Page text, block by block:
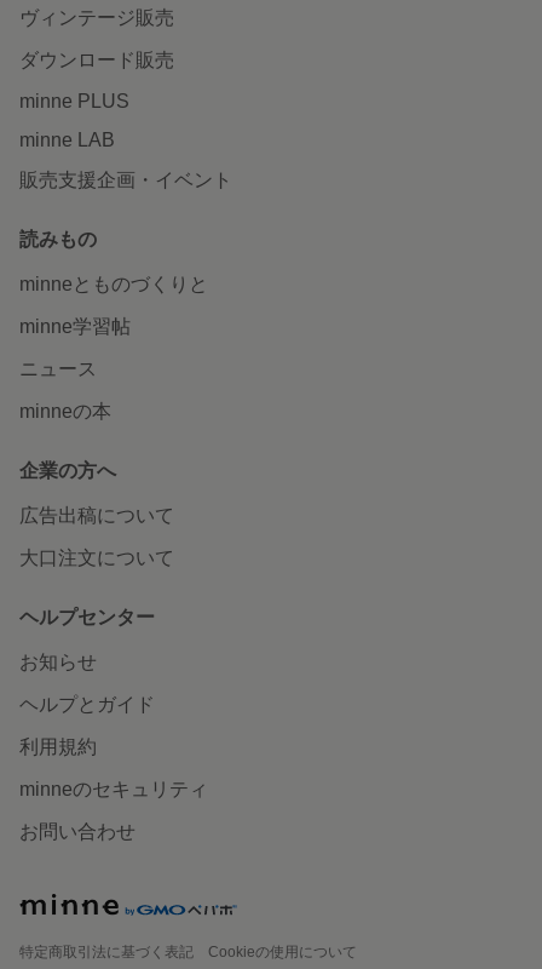
ヴィンテージ販売
ダウンロード販売
minne PLUS
minne LAB
販売支援企画・イベント
読みもの
minneとものづくりと
minne学習帖
ニュース
minneの本
企業の方へ
広告出稿について
大口注文について
ヘルプセンター
お知らせ
ヘルプとガイド
利用規約
minneのセキュリティ
お問い合わせ
特定商取引法に基づく表記
Cookieの使用について